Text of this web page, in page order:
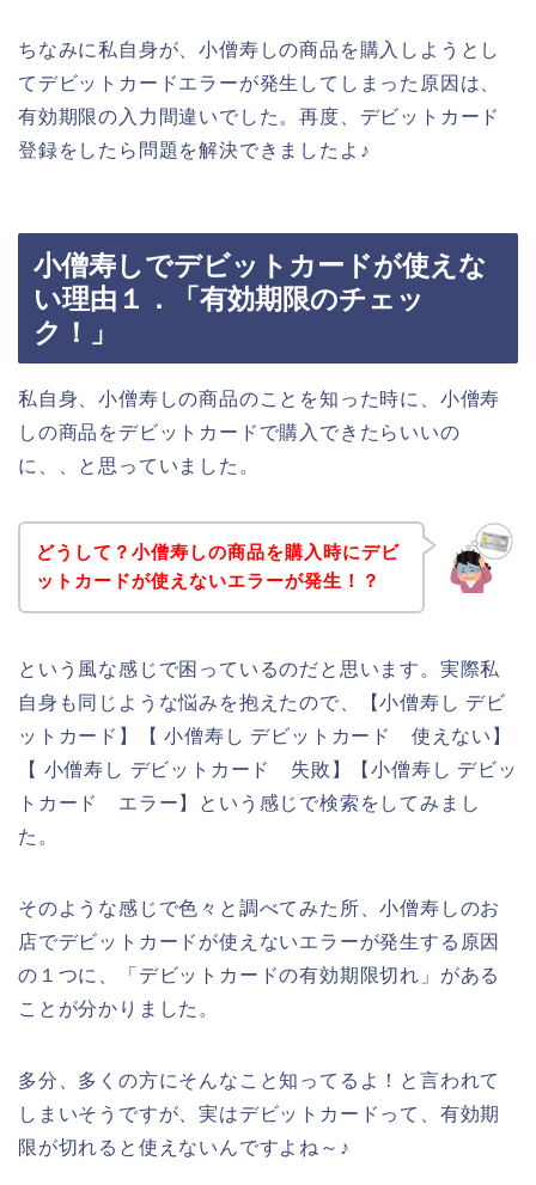
ちなみに私自身が、小僧寿しの商品を購入しようとし
てデビットカードエラーが発生してしまった原因は、
有効期限の入力間違いでした。再度、デビットカード
登録をしたら問題を解決できましたよ♪
小僧寿しでデビットカードが使えな
い理由１．「有効期限のチェッ
ク！」
私自身、小僧寿しの商品のことを知った時に、小僧寿
しの商品をデビットカードで購入できたらいいの
に、、と思っていました。
どうして？小僧寿しの商品を購入時にデビ
ットカードが使えないエラーが発生！？
という風な感じで困っているのだと思います。実際私
自身も同じような悩みを抱えたので、【小僧寿し デビ
ットカード】【 小僧寿し デビットカード 使えない】
【 小僧寿し デビットカード 失敗】【小僧寿し デビッ
トカード エラー】という感じで検索をしてみまし
た。
そのような感じで色々と調べてみた所、小僧寿しのお
店でデビットカードが使えないエラーが発生する原因
の１つに、「デビットカードの有効期限切れ」がある
ことが分かりました。
多分、多くの方にそんなこと知ってるよ！と言われて
しまいそうですが、実はデビットカードって、有効期
限が切れると使えないんですよね～♪